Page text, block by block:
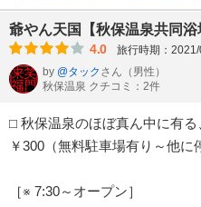
爺やん天国【秋保温泉共同浴
4.0
旅行時期：2021/
by @タック さん （男性）
秋保温泉 クチコミ：2件
⬜︎ 秋保温泉のほぼ真ん中に有
￥300（無料駐車場有り～他に
［※ 7:30～オープン］